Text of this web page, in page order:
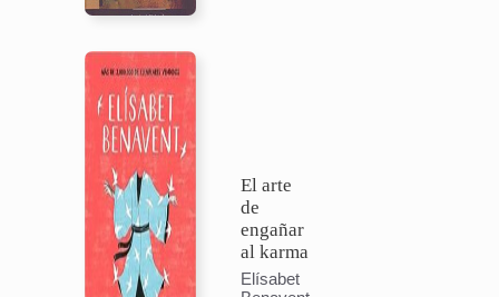
El arte
de
engañar
al karma
Elísabet